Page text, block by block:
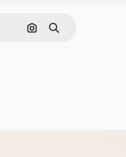
Søg efter billede
Søge